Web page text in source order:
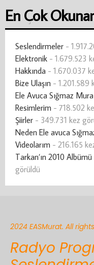
En Çok
Seslendirmeler -
Elektronik - 1.679.523
Hakkında - 1.670.037
Bize Ulaşın - 1.201.589
Ele Avuca Sığmaz
Resimlerim - 718.502
Şiirler - 349.731 kez
Neden Ele avuca
Videolarım - 216.165
Tarkan’ın 2010 Albümü
görüldü
2024 EASMurat. All
Radyo